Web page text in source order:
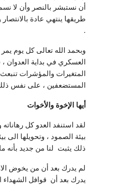
أن نستبشر بالنصر وأن لا
طريقها ينتهي عادة
.
وبحمد الله تعالى كل يوم
العسكري في بداية العدوان
المتغيرات والمؤشرات
المستضعفين ، على نفس ذلك
أيها الإخوة والأخوات
لقد استنفد العدو كل
بيئة الصمود ، وتحويلها الى
ذلك يثبت لنا من جديد بأنه
لم يدرك بعد أن من يخوض
يدرك بعد أن قوافل